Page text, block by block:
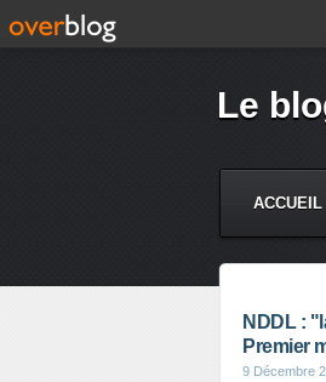
Le
ACCUEIL
NDDL :
Premier
9 Décembre